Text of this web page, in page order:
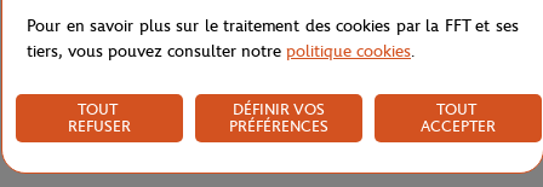
Pour en savoir plus sur le traitement des cookies par la FFT et ses
tiers, vous pouvez consulter notre politique cookies.
TOUT
REFUSER
DÉFINIR VOS
PRÉFÉRENCES
TOUT
ACCEPTER